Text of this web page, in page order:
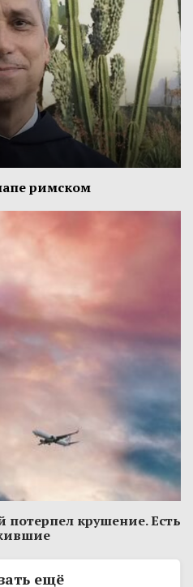
римском
потерпел крушение. Есть
ещё